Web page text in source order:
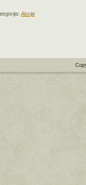
Akcije